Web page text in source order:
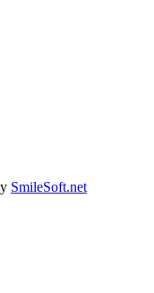
SmileSoft.net